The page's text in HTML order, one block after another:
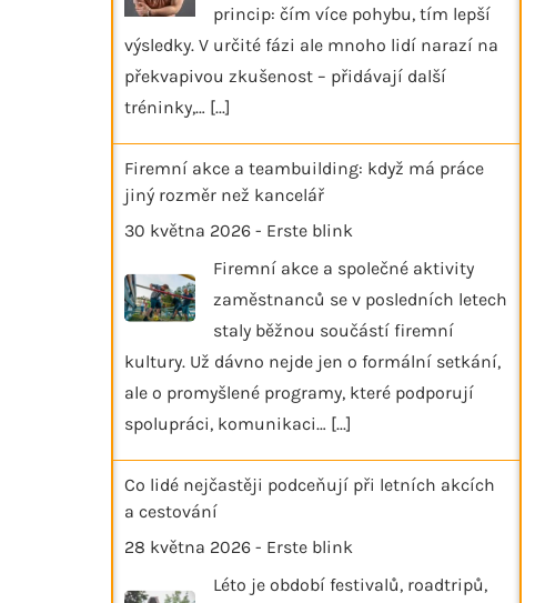
princip: čím více pohybu, tím lepší
výsledky. V určité fázi ale mnoho lidí narazí na
překvapivou zkušenost – přidávají další
tréninky,… [...]
Firemní akce a teambuilding: když má práce
jiný rozměr než kancelář
30 května 2026 - Erste blink
Firemní akce a společné aktivity
zaměstnanců se v posledních letech
staly běžnou součástí firemní
kultury. Už dávno nejde jen o formální setkání,
ale o promyšlené programy, které podporují
spolupráci, komunikaci… [...]
Co lidé nejčastěji podceňují při letních akcích
a cestování
28 května 2026 - Erste blink
Léto je období festivalů, roadtripů,